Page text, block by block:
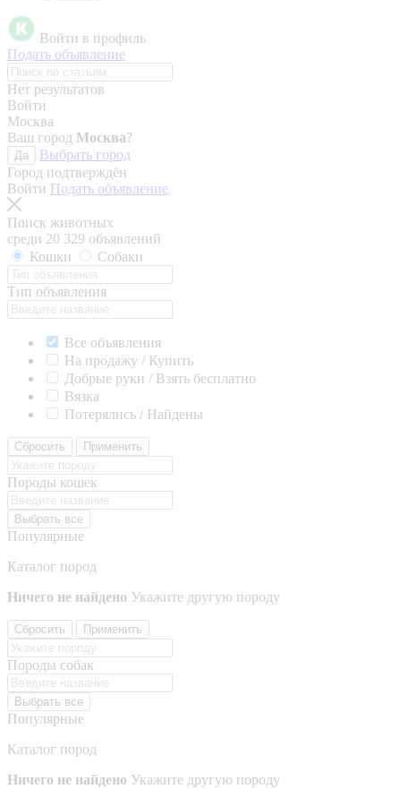
Войти в профиль
Подать объявление
Нет результатов
Войти
Москва
Ваш город Москва?
Да
Выбрать город
Город подтверждён
Войти Подать объявление
Поиск животных
среди 20 329 объявлений
Кошки
Собаки
Тип объявления
Все объявления
На продажу / Купить
Добрые руки / Взять бесплатно
Вязка
Потерялись / Найдены
Сбросить Применить
Породы кошек
Выбрать все
Популярные
Каталог пород
Ничего не найдено Укажите другую породу
Сбросить Применить
Породы собак
Выбрать все
Популярные
Каталог пород
Ничего не найдено Укажите другую породу